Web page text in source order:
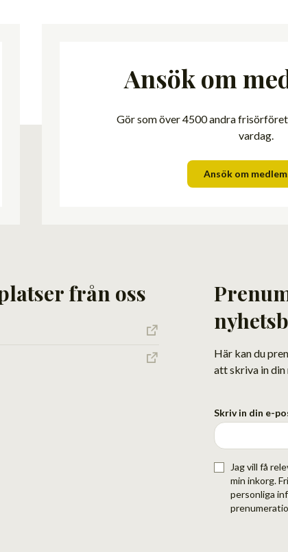
Ansök om
Gör som över 4500 andra
vardag.
Ansök om
från oss
Här kan du
att skriva in din
Skriv in din e-
Jag vill få
min inkorg.
personliga